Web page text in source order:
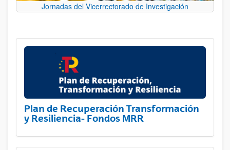
Jornadas del Vicerrectorado de Investigación
Plan de Recuperación Transformación
y Resiliencia- Fondos MRR